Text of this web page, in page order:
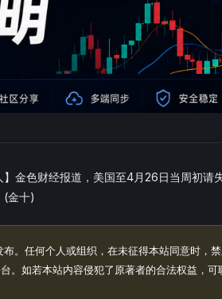
金色财经报道，美国至4月26日当周初请
(金十)
。任何个人或组织，在未征得本站同意时，
。如若本站内容侵犯了原著者的合法权益，可